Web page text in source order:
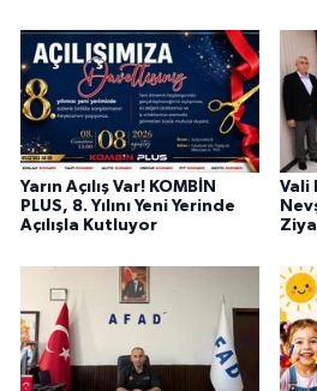
Yarın Açılış Var! KOMBİN
PLUS, 8. Yılını Yeni Yerinde
Açılışla Kutluyor
Vali